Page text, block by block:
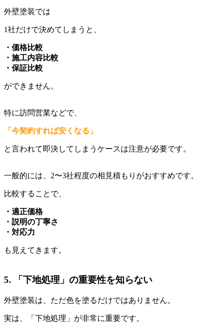
外壁塗装では
1社だけで決めてしまうと、
・価格比較
・施工内容比較
・保証比較
ができません。
特に訪問営業などで、
「今契約すれば安くなる」
と言われて即決してしまうケースは注意が必要です。
一般的には、2〜3社程度の相見積もりがおすすめです。
比較することで、
・適正価格
・説明の丁寧さ
・対応力
も見えてきます。
5. 「下地処理」の重要性を知らない
外壁塗装は、ただ色を塗るだけではありません。
実は、「下地処理」が非常に重要です。